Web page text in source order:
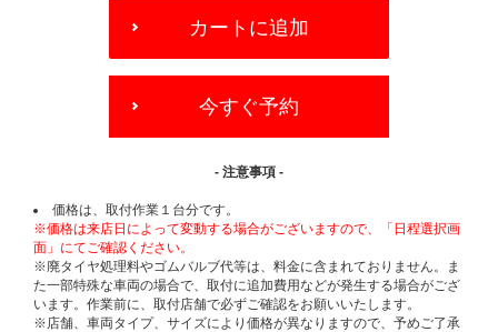
OPTIONS
カートに追加
今すぐ予約
- 注意事項 -
価格は、取付作業１台分です。
※価格は来店日によって変動する場合がございますので、「日程選択画
面」にてご確認ください。
※廃タイヤ処理料やゴムバルブ代等は、料金に含まれておりません。ま
た一部特殊な車両の場合で、取付に追加費用などが発生する場合がござ
います。作業前に、取付店舗で必ずご確認をお願いいたします。
※店舗、車両タイプ、サイズにより価格が異なりますので、予めご了承